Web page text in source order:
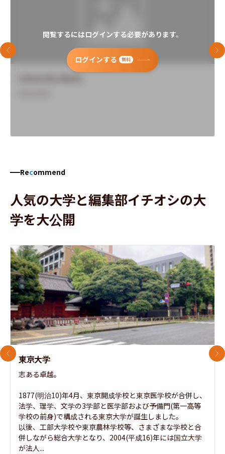
閲覧するにはログインする必要があります。
ログインする 無料
前のスライド 次
Recommend
人気の大学と編集部イチオシの大
学を大公開
東京大学
志ある卓越。
1877(明治10)年4月、東京開成学校と東京医学校が合併し、
法学、理学、文学の3学部と医学部および予備門(第一高等
学校の前身)で構成される東京大学が誕生しました。
以後、工部大学校や東京農林学校等、さまざまな学校と合
併しながら総合大学となり、2004(平成16)年には国立大学
が法人...
前のスライド 次